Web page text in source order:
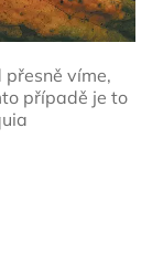
přesně víme,
případě je to